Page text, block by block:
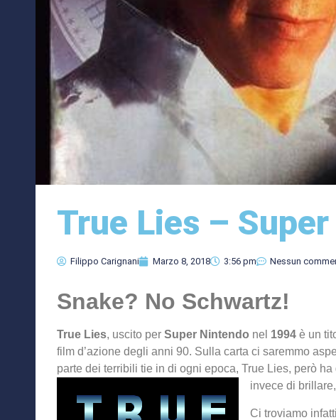
True Lies –
Filippo Carignani Marzo 8, 2018 3:56 pm Nessun
Snake? No Schwartz!
True Lies, uscito per Super Nintendo nel 1994 è un
film d’azione degli anni 90. Sulla carta ci saremmo
parte dei terribili tie in di ogni epoca, True Lies, però ha
invece di
Ci troviamo